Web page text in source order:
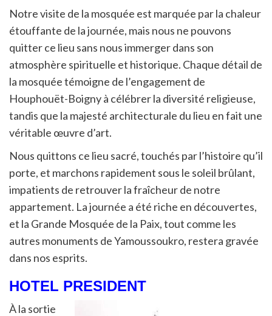
Notre visite de la mosquée est marquée par la chaleur
étouffante de la journée, mais nous ne pouvons
quitter ce lieu sans nous immerger dans son
atmosphère spirituelle et historique. Chaque détail de
la mosquée témoigne de l’engagement de
Houphouët-Boigny à célébrer la diversité religieuse,
tandis que la majesté architecturale du lieu en fait une
véritable œuvre d’art.
Nous quittons ce lieu sacré, touchés par l’histoire qu’il
porte, et marchons rapidement sous le soleil brûlant,
impatients de retrouver la fraîcheur de notre
appartement. La journée a été riche en découvertes,
et la Grande Mosquée de la Paix, tout comme les
autres monuments de Yamoussoukro, restera gravée
dans nos esprits.
HOTEL PRESIDENT
À la sortie